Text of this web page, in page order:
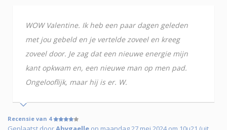
WOW Valentine. Ik heb een paar dagen geleden
met jou gebeld en je vertelde zoveel en kreeg
zoveel door. Je zag dat een nieuwe energie mijn
kant opkwam en, een nieuwe man op men pad.
Ongelooflijk, maar hij is er. W.
Recensie van 4